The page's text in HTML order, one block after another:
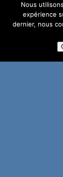
Nous
expérience
dernier, nous